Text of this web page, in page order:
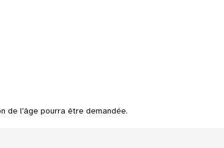
de l’âge pourra être demandée.